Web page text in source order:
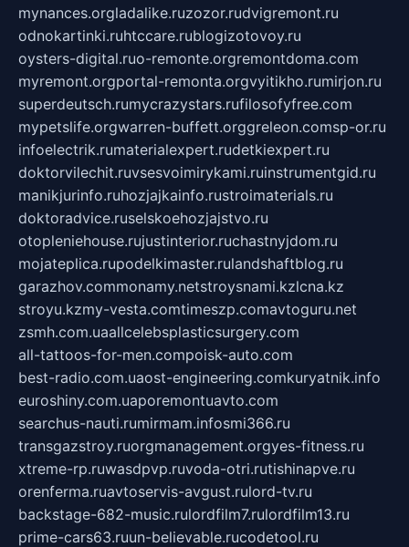
mynances.orgladalike.ruzozor.rudvigremont.ru
odnokartinki.ruhtccare.rublogizotovoy.ru
oysters-digital.ruo-remonte.orgremontdoma.com
myremont.orgportal-remonta.orgvyitikho.rumirjon.ru
superdeutsch.rumycrazystars.rufilosofyfree.com
mypetslife.orgwarren-buffett.orggreleon.comsp-or.ru
infoelectrik.rumaterialexpert.rudetkiexpert.ru
doktorvilechit.ruvsesvoimirykami.ruinstrumentgid.ru
manikjurinfo.ruhozjajkainfo.rustroimaterials.ru
doktoradvice.ruselskoehozjajstvo.ru
otopleniehouse.rujustinterior.ruchastnyjdom.ru
mojateplica.rupodelkimaster.rulandshaftblog.ru
garazhov.commonamy.netstroysnami.kzlcna.kz
stroyu.kzmy-vesta.comtimeszp.comavtoguru.net
zsmh.com.uaallcelebsplasticsurgery.com
all-tattoos-for-men.compoisk-auto.com
best-radio.com.uaost-engineering.comkuryatnik.info
euroshiny.com.uaporemontuavto.com
searchus-nauti.rumirmam.infosmi366.ru
transgazstroy.ruorgmanagement.orgyes-fitness.ru
xtreme-rp.ruwasdpvp.ruvoda-otri.rutishinapve.ru
orenferma.ruavtoservis-avgust.rulord-tv.ru
backstage-682-music.rulordfilm7.rulordfilm13.ru
prime-cars63.ruun-believable.rucodetool.ru